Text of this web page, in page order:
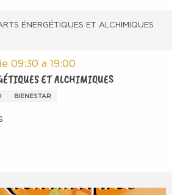
ÉNERGÉTIQUES ET ALCHIMIQUES
09:30 a 19:00
ET ALCHIMIQUES
BIENESTAR
aux favoris